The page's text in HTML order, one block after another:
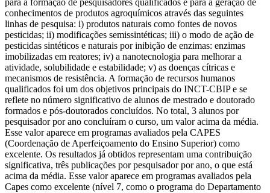
conhecimentos de produtos agroquímicos através das seguintes
linhas de pesquisa: i) produtos naturais como fontes de novos
pesticidas; ii) modificações semissintéticas; iii) o modo de ação de
pesticidas sintéticos e naturais por inibição de enzimas: enzimas
imobilizadas em reatores; iv) a nanotecnologia para melhorar a
atividade, solubilidade e estabilidade; v) as doenças cítricas e
mecanismos de resistência. A formação de recursos humanos
qualificados foi um dos objetivos principais do INCT-CBIP e se
reflete no número significativo de alunos de mestrado e doutorado
formados e pós-doutorados concluídos. No total, 3 alunos por
pesquisador por ano concluíram o curso, um valor acima da média.
Esse valor aparece em programas avaliados pela CAPES
(Coordenação de Aperfeiçoamento do Ensino Superior) como
excelente. Os resultados já obtidos representam uma contribuição
significativa, três publicações por pesquisador por ano, o que está
acima da média. Esse valor aparece em programas avaliados pela
Capes como excelente (nível 7, como o programa do Departamento